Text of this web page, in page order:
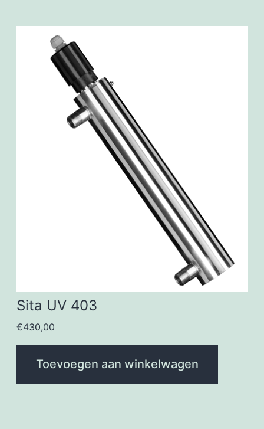
Sita UV 403
€430,00
Toevoegen aan winkelwagen